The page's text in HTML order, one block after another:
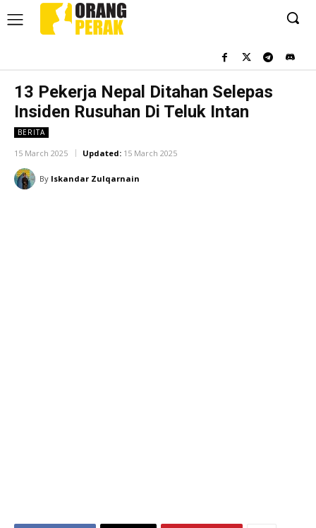
13 Pekerja Nepal Ditahan Selepas
Insiden Rusuhan Di Teluk Intan
BERITA
15 March 2025 Updated: 15 March 2025
By Iskandar Zulqarnain